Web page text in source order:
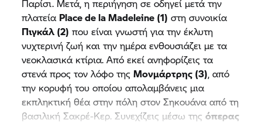
Παρίσι. Μετά, η περιήγηση σε οδηγεί μετά την
πλατεία Place de la Madeleine (1) στη συνοικία
Πιγκάλ (2) που είναι γνωστή για την έκλυτη
νυχτερινή ζωή και την ημέρα ενθουσιάζει με τα
νεοκλασικά κτίρια. Από εκεί ανηφορίζεις τα
στενά προς τον λόφο τηςΜονμάρτρης (3), από
την κορυφή του οποίου απολαμβάνεις μια
εκπληκτική θέα στην πόλη στον Σηκουάνα από τη
βασιλική Σακρέ-Κερ. Συνεχίζεις μέσω τηςόπερας